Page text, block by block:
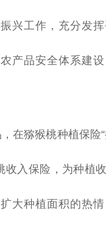
兴工作，充分发挥
产品安全体系建
在猕猴桃种植保险
收入保险，为种植
大种植面积的热